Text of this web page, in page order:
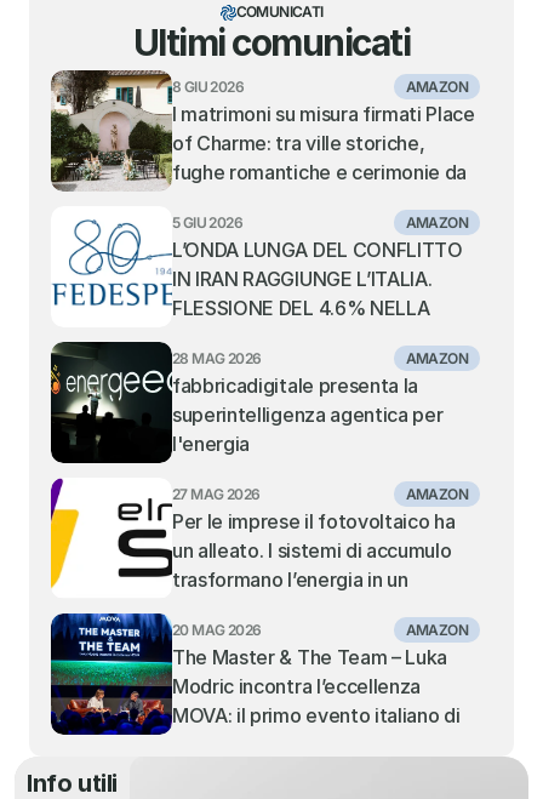
COMUNICATI
Ultimi comunicati
8 GIU 2026 AMAZON
I matrimoni su misura firmati Place
of Charme: tra ville storiche,
fughe romantiche e cerimonie da
5 GIU 2026 AMAZON
L’ONDA LUNGA DEL CONFLITTO
IN IRAN RAGGIUNGE L’ITALIA.
FLESSIONE DEL 4.6% NELLA
CONTAINER NEI PORTI ITALIANI.
TIENE IL TRANSHIPMENT, IN
SOFFERENZA I PORTI GATEWAY
DEL MEDITERRANEO CENTRALE
E ORIENTALE
28 MAG 2026 AMAZON
fabbricadigitale presenta la
superintelligenza agentica per
l'energia
27 MAG 2026 AMAZON
Per le imprese il fotovoltaico ha
un alleato. I sistemi di accumulo
trasformano l’energia in un
di Elmec Solar.
20 MAG 2026 AMAZON
The Master & The Team – Luka
Modric incontra l’eccellenza
MOVA: il primo evento italiano di
Info utili